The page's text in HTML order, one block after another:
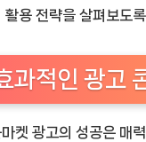
활용 전략을 살펴보도
과적인 광고
켓 광고의 성공은 매